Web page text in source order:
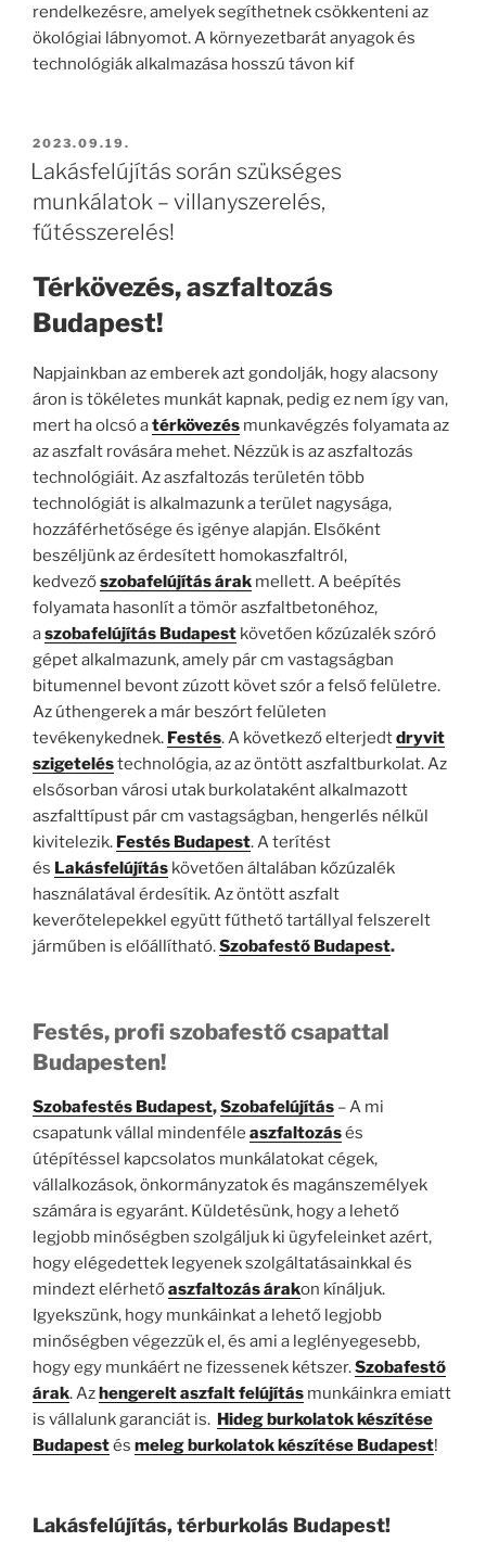
rendelkezésre, amelyek segíthetnek csökkenteni az
ökológiai lábnyomot. A környezetbarát anyagok és
technológiák alkalmazása hosszú távon kif
BEKÜLDVE:
2023.09.19.
Lakásfelújítás során szükséges
munkálatok – villanyszerelés,
fűtésszerelés!
Térkövezés, aszfaltozás
Budapest!
Napjainkban az emberek azt gondolják, hogy alacsony
áron is tökéletes munkát kapnak, pedig ez nem így van,
mert ha olcsó atérkövezés munkavégzés folyamata az
az aszfalt rovására mehet. Nézzük is az aszfaltozás
technológiáit. Az aszfaltozás területén több
technológiát is alkalmazunk a terület nagysága,
hozzáférhetősége és igénye alapján. Elsőként
beszéljünk az érdesített homokaszfaltról,
kedvezőszobafelújítás árak mellett. A beépítés
folyamata hasonlít a tömör aszfaltbetonéhoz,
aszobafelújítás Budapest követően kőzúzalék szóró
gépet alkalmazunk, amely pár cm vastagságban
bitumennel bevont zúzott követ szór a felső felületre.
Az úthengerek a már beszórt felületen
tevékenykednek. Festés. A következő elterjedtdryvit
szigeteléstechnológia, az az öntött aszfaltburkolat. Az
elsősorban városi utak burkolataként alkalmazott
aszfalttípust pár cm vastagságban, hengerlés nélkül
kivitelezik. Festés Budapest. A terítést
és Lakásfelújítás követően általában kőzúzalék
használatával érdesítik. Az öntött aszfalt
keverőtelepekkel együtt fűthető tartállyal felszerelt
járműben is előállítható.Szobafestő Budapest.
Festés, profi szobafestő csapattal
Budapesten!
Szobafestés Budapest,Szobafelújítás – A mi
csapatunk vállal mindenféle aszfaltozásés
útépítéssel kapcsolatos munkálatokat cégek,
vállalkozások, önkormányzatok és magánszemélyek
számára is egyaránt. Küldetésünk, hogy a lehető
legjobb minőségben szolgáljuk ki ügyfeleinket azért,
hogy elégedettek legyenek szolgáltatásainkkal és
mindezt elérhetőaszfaltozás árakon kínáljuk.
Igyekszünk, hogy munkáinkat a lehető legjobb
minőségben végezzük el, és ami a leglényegesebb,
hogy egy munkáért ne fizessenek kétszer.Szobafestő
árak. Azhengerelt aszfalt felújítás munkáinkra emiatt
is vállalunk garanciát is. Hideg burkolatok készítése
Budapestés meleg burkolatok készítése Budapest!
Lakásfelújítás, térburkolás Budapest!